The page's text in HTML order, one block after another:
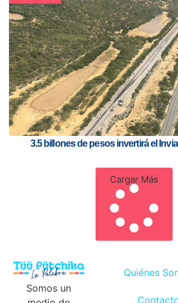
3.5 billones de pesos invertirá el
Cargar Más
Somos un
Quiénes